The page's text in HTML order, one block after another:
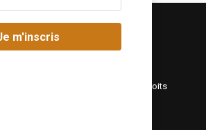
Production 2016-2025. Tous droits
m'inscris